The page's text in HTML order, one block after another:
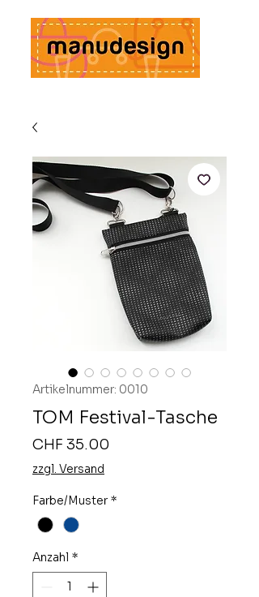
Artikelnummer: 0010
TOM Festival-Tasche
CHF 35.00
zzgl. Versand
Farbe/Muster *
Anzahl *